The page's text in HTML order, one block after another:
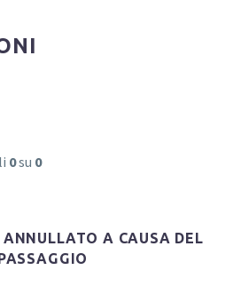
0su 0
A CAUSA DEL